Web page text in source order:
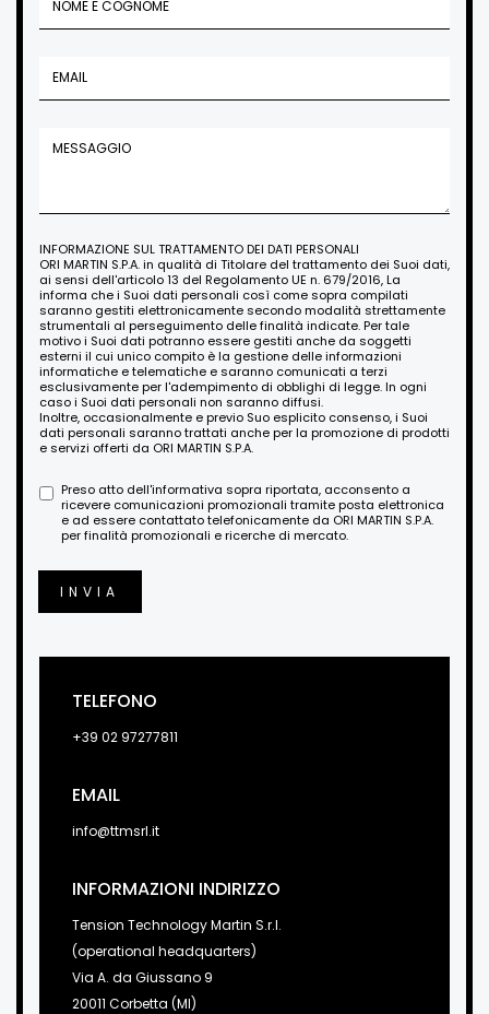
INFORMAZIONE SUL TRATTAMENTO DEI DATI PERSONALI
ORI MARTIN S.P.A. in qualità di Titolare del trattamento dei Suoi dati,
ai sensi dell'articolo 13 del Regolamento UE n. 679/2016, La
informa che i Suoi dati personali così come sopra compilati
saranno gestiti elettronicamente secondo modalità strettamente
strumentali al perseguimento delle finalità indicate. Per tale
motivo i Suoi dati potranno essere gestiti anche da soggetti
esterni il cui unico compito è la gestione delle informazioni
informatiche e telematiche e saranno comunicati a terzi
esclusivamente per l'adempimento di obblighi di legge. In ogni
caso i Suoi dati personali non saranno diffusi.
Inoltre, occasionalmente e previo Suo esplicito consenso, i Suoi
dati personali saranno trattati anche per la promozione di prodotti
e servizi offerti da ORI MARTIN S.P.A.
Preso atto dell'informativa sopra riportata, acconsento a
ricevere comunicazioni promozionali tramite posta elettronica
e ad essere contattato telefonicamente da ORI MARTIN S.P.A.
per finalità promozionali e ricerche di mercato.
INVIA
TELEFONO
+39 02 97277811
EMAIL
info@ttmsrl.it
INFORMAZIONI INDIRIZZO
Tension Technology Martin S.r.l.
(operational headquarters)
Via A. da Giussano 9
20011 Corbetta (MI)